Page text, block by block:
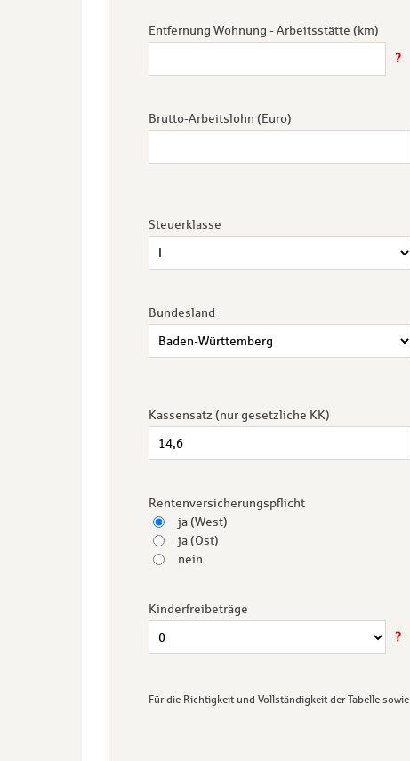
Entfernung Wohnung - Arbeitsstätte (km)
?
Brutto-Arbeitslohn (Euro)
Steuerklasse
Bundesland
Kassensatz (nur gesetzliche KK)
Rentenversicherungspflicht
ja (West)
ja (Ost)
nein
Kinderfreibeträge
?